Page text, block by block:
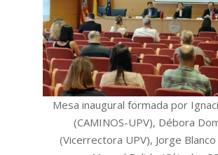
Mesa inaugural formada por
(CAMINOS-UPV), Débora
(Vicerrectora UPV), Jorge Blanco